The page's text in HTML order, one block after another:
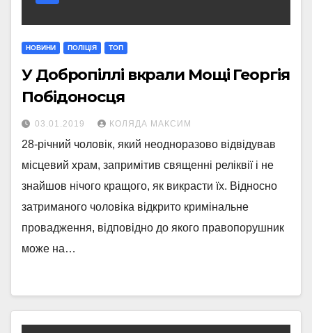
НОВИНИ ПОЛІЦІЯ ТОП
У Добропіллі вкрали Мощі Георгія
Побідоносця
03.01.2019 КОЛЯДА МАКСИМ
28-річний чоловік, який неодноразово відвідував
місцевий храм, запримітив священні реліквії і не
знайшов нічого кращого, як викрасти їх. Відносно
затриманого чоловіка відкрито кримінальне
провадження, відповідно до якого правопорушник
може на…